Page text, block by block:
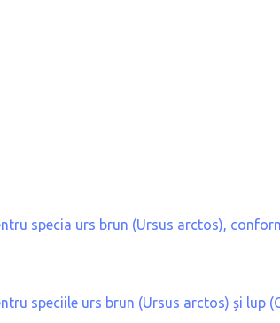
specia urs brun (Ursus arctos),
speciile urs brun (Ursus arctos) și lup